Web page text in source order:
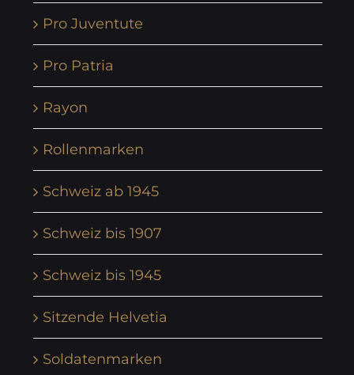
Pro Juventute
Pro Patria
Rayon
Rollenmarken
Schweiz ab 1945
Schweiz bis 1907
Schweiz bis 1945
Sitzende Helvetia
Soldatenmarken